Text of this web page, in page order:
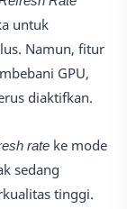
untuk
Namun, fitur
GPU,
diaktifkan.
rate ke mode
sedang
tinggi.